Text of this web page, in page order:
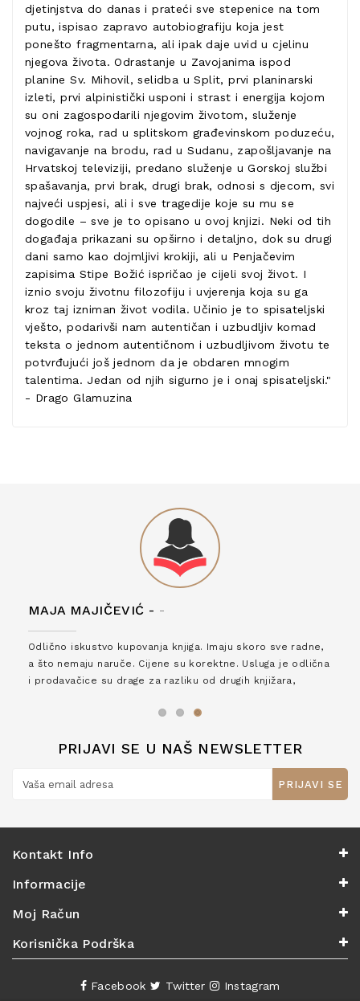
djetinjstva do danas i prateći sve stepenice na tom
putu, ispisao zapravo autobiografiju koja jest
ponešto fragmentarna, ali ipak daje uvid u cjelinu
njegova života. Odrastanje u Zavojanima ispod
planine Sv. Mihovil, selidba u Split, prvi planinarski
izleti, prvi alpinistički usponi i strast i energija kojom
su oni zagospodarili njegovim životom, služenje
vojnog roka, rad u splitskom građevinskom poduzeću,
navigavanje na brodu, rad u Sudanu, zapošljavanje na
Hrvatskoj televiziji, predano služenje u Gorskoj službi
spašavanja, prvi brak, drugi brak, odnosi s djecom, svi
najveći uspjesi, ali i sve tragedije koje su mu se
dogodile – sve je to opisano u ovoj knjizi. Neki od tih
događaja prikazani su opširno i detaljno, dok su drugi
dani samo kao dojmljivi krokiji, ali u Penjačevim
zapisima Stipe Božić ispričao je cijeli svoj život. I
iznio svoju životnu filozofiju i uvjerenja koja su ga
kroz taj izniman život vodila. Učinio je to spisateljski
vješto, podarivši nam autentičan i uzbudljiv komad
teksta o jednom autentičnom i uzbudljivom životu te
potvrđujući još jednom da je obdaren mnogim
talentima. Jedan od njih sigurno je i onaj spisateljski."
- Drago Glamuzina
MAJA MAJIČEVIĆ - -
Odlično iskustvo kupovanja knjiga. Imaju skoro sve radne,
a što nemaju naruče. Cijene su korektne. Usluga je odlična
i prodavačice su drage za razliku od drugih knjižara,
PRIJAVI SE U NAŠ NEWSLETTER
PRIJAVI SE
Kontakt Info
Informacije
Moj Račun
Korisnička Podrška
Facebook Twitter Instagram